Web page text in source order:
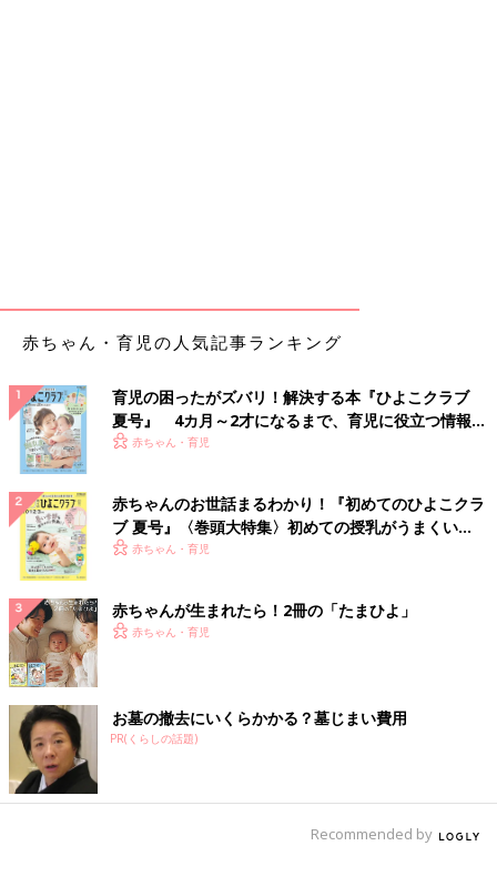
赤ちゃん・育児の人気記事ランキング
育児の困ったがズバリ！解決する本『ひよこクラブ
夏号』 4カ月～2才になるまで、育児に役立つ情報が
いっぱい！
赤ちゃん・育児
赤ちゃんのお世話まるわかり！『初めてのひよこクラ
ブ 夏号』〈巻頭大特集〉初めての授乳がうまくい
く！ おっぱい・ミルクの基本と夏のトラブル 解決テ
赤ちゃん・育児
赤ちゃんが生まれたら！2冊の「たまひよ」
赤ちゃん・育児
お墓の撤去にいくらかかる？墓じまい費用
PR(くらしの話題)
Recommended by